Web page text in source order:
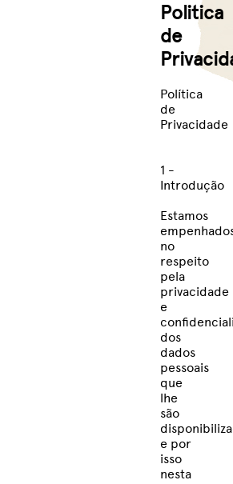
Politica
de
Política
de
Privacidade
1 -
Introdução
Estamos
no
respeito
pela
privacidade
e
dos
dados
pessoais
que
lhe
são
e por
isso
nesta